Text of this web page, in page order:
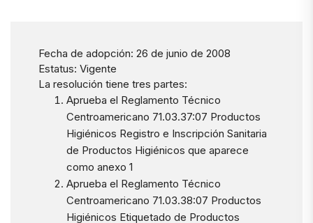
Fecha de adopción: 26 de junio de 2008
Estatus: Vigente
La resolución tiene tres partes:
Aprueba el Reglamento Técnico
Centroamericano 71.03.37:07 Productos
Higiénicos Registro e Inscripción Sanitaria
de Productos Higiénicos que aparece
como anexo 1
Aprueba el Reglamento Técnico
Centroamericano 71.03.38:07 Productos
Higiénicos Etiquetado de Productos